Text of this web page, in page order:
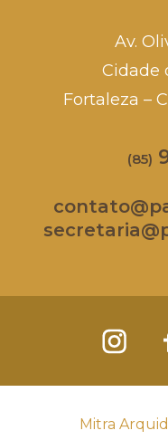
Av.
Cidade
Fortaleza –
(85)
Mitra